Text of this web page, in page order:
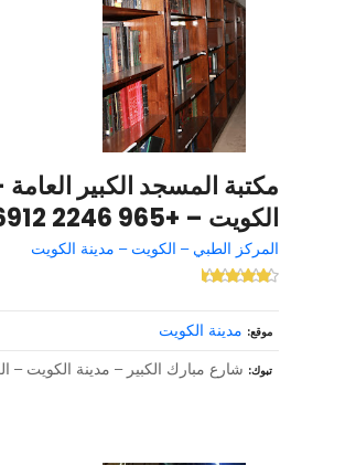
مكتبة المسجد الكبير
الكويت – +965 2246 6912
المركز الطبي – الكويت – مدينة الكويت
موقع مدينة الكويت
تبوك شارع مبارك الكبير – مدينة الكويت –